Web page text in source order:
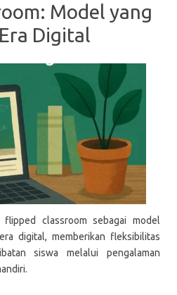
Model yang
Digital
flipped classroom sebagai model
digital, memberikan fleksibilitas
siswa melalui pengalaman